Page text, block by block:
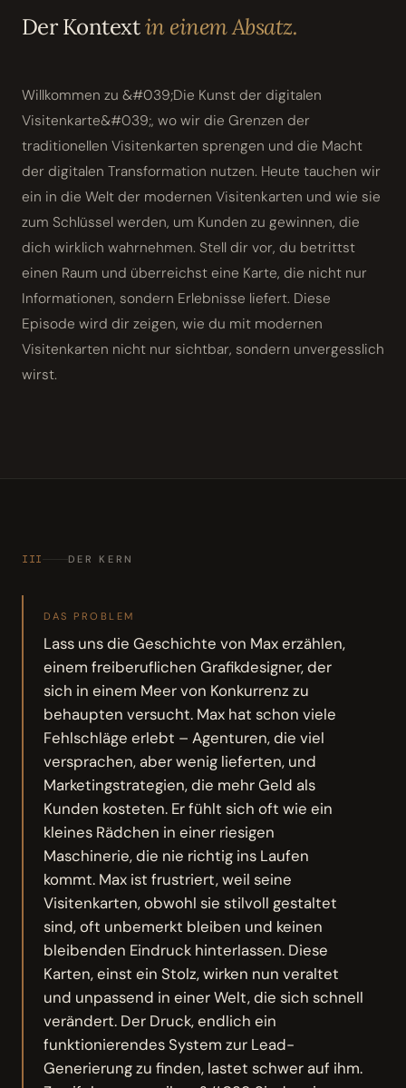
Der Kontextin einem Absatz.
Willkommen zu &#039;Die Kunst der digitalen
Visitenkarte&#039;, wo wir die Grenzen der
traditionellen Visitenkarten sprengen und die Macht
der digitalen Transformation nutzen. Heute tauchen wir
ein in die Welt der modernen Visitenkarten und wie sie
zum Schlüssel werden, um Kunden zu gewinnen, die
dich wirklich wahrnehmen. Stell dir vor, du betrittst
einen Raum und überreichst eine Karte, die nicht nur
Informationen, sondern Erlebnisse liefert. Diese
Episode wird dir zeigen, wie du mit modernen
Visitenkarten nicht nur sichtbar, sondern unvergesslich
wirst.
III DER KERN
DAS PROBLEM
Lass uns die Geschichte von Max erzählen,
einem freiberuflichen Grafikdesigner, der
sich in einem Meer von Konkurrenz zu
behaupten versucht. Max hat schon viele
Fehlschläge erlebt – Agenturen, die viel
versprachen, aber wenig lieferten, und
Marketingstrategien, die mehr Geld als
Kunden kosteten. Er fühlt sich oft wie ein
kleines Rädchen in einer riesigen
Maschinerie, die nie richtig ins Laufen
kommt. Max ist frustriert, weil seine
Visitenkarten, obwohl sie stilvoll gestaltet
sind, oft unbemerkt bleiben und keinen
bleibenden Eindruck hinterlassen. Diese
Karten, einst ein Stolz, wirken nun veraltet
und unpassend in einer Welt, die sich schnell
verändert. Der Druck, endlich ein
funktionierendes System zur Lead-
Generierung zu finden, lastet schwer auf ihm.